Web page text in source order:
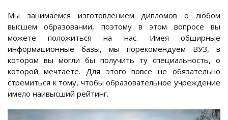
Мы занимаемся изготовлением дипломов о любом
высшем образовании, поэтому в этом вопросе вы
можете положиться на нас. Имея обширные
информационные базы, мы порекомендуем ВУЗ, в
котором вы могли бы получить ту специальность, о
которой мечтаете. Для этого вовсе не обязательно
стремиться к тому, чтобы образовательное учреждение
имело наивысший рейтинг.